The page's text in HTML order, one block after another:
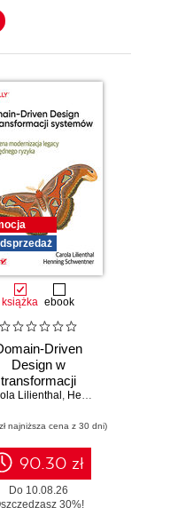
wybrać
książka ebook
Driven
Design w
transformacji
systemów.
modernizacja
legacy bez
ryzyka
Lilienthal , Henning Schwentner
najniższa cena z 30 dni)
90.30 zł
Do 10.08.26
30%!